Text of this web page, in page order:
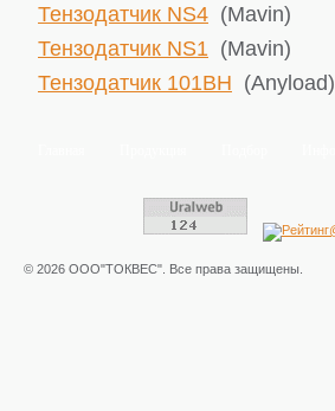
Тензодатчик NS4 (Mavin)
Тензодатчик NS1 (Mavin)
Тензодатчик 101BH (Anyload)
© 2026 ООО"ТОКВЕС". Все права защищены.